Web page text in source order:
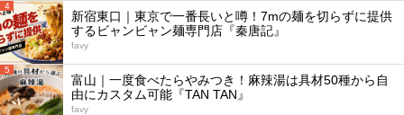
4
新宿東口｜東京で一番長いと噂！7mの麺を切らずに提供
するビャンビャン麺専門店『秦唐記』
favy
5
富山｜一度食べたらやみつき！麻辣湯は具材50種から自
由にカスタム可能『TAN TAN』
favy